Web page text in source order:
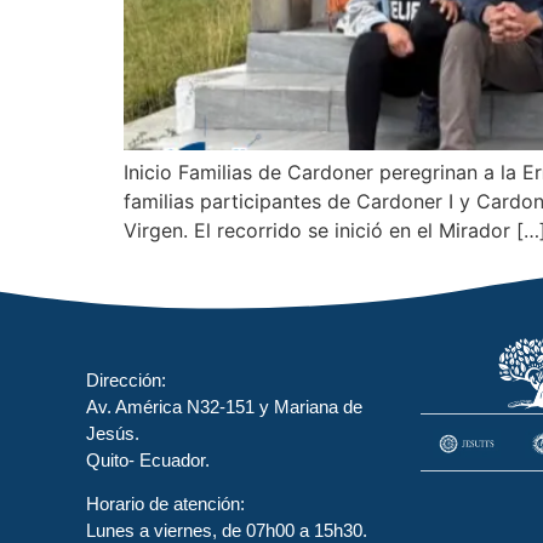
Inicio Familias de Cardoner peregrinan a la
familias participantes de Cardoner I y
Virgen. El recorrido se inició en el Mirador […]
Dirección:
Av. América N32-151 y Mariana de
Jesús.
Quito- Ecuador.
Horario de atención:
Lunes a viernes, de 07h00 a 15h30.